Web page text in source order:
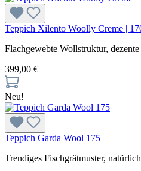
Teppich Xilento Woolly Creme |
Flachgewebte Wollstruktur,
399,00 €
Neu!
Teppich Garda Wool 175
Trendiges Fischgrätmuster,